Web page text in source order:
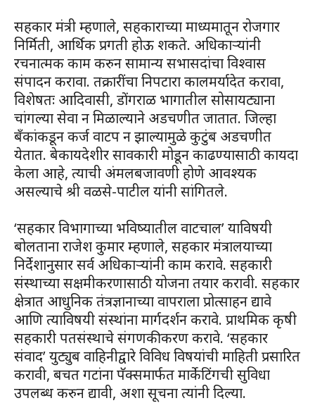
सहकार मंत्री म्हणाले, सहकाराच्या माध्यमातून रोजगार
निर्मिती, आर्थिक प्रगती होऊ शकते. अधिकाऱ्यांनी
रचनात्मक काम करुन सामान्य सभासदांचा विश्वास
संपादन करावा. तक्रारींचा निपटारा कालमर्यादेत करावा,
विशेषतः आदिवासी, डोंगराळ भागातील सोसायट्याना
चांगल्या सेवा न मिळाल्याने अडचणीत जातात. जिल्हा
बँकांकडून कर्ज वाटप न झाल्यामुळे कुटुंब अडचणीत
येतात. बेकायदेशीर सावकारी मोडून काढण्यासाठी कायदा
केला आहे, त्याची अंमलबजावणी होणे आवश्यक
असल्याचे श्री वळसे-पाटील यांनी सांगितले.
‘सहकार विभागाच्या भविष्यातील वाटचाल’ याविषयी
बोलताना राजेश कुमार म्हणाले, सहकार मंत्रालयाच्या
निर्देशानुसार सर्व अधिकाऱ्यांनी काम करावे. सहकारी
संस्थाच्या सक्षमीकरणासाठी योजना तयार करावी. सहकार
क्षेत्रात आधुनिक तंत्रज्ञानाच्या वापराला प्रोत्साहन द्यावे
आणि त्याविषयी संस्थांना मार्गदर्शन करावे. प्राथमिक कृषी
सहकारी पतसंस्थाचे संगणकीकरण करावे. ‘सहकार
संवाद’ युट्युब वाहिनीद्वारे विविध विषयांची माहिती प्रसारित
करावी, बचत गटांना पॅक्समार्फत मार्केटिंगची सुविधा
उपलब्ध करुन द्यावी, अशा सूचना त्यांनी दिल्या.